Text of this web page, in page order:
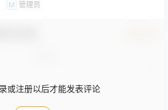
M 管理员
或注册以后才能发表评论